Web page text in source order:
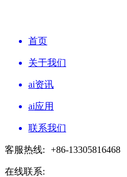
首页
关于我们
ai资讯
ai应用
联系我们
客服热线: +86-13305816468
在线联系: